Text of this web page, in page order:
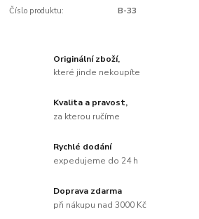
Číslo produktu: B-33
Originální zboží,
které jinde nekoupíte
Kvalita a pravost,
za kterou ručíme
Rychlé dodání
expedujeme do 24 h
Doprava zdarma
při nákupu nad 3000 Kč